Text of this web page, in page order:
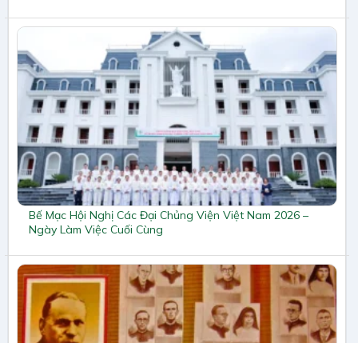
Bế Mạc Hội Nghị Các Đại Chủng Viện Việt Nam 2026 –
Ngày Làm Việc Cuối Cùng